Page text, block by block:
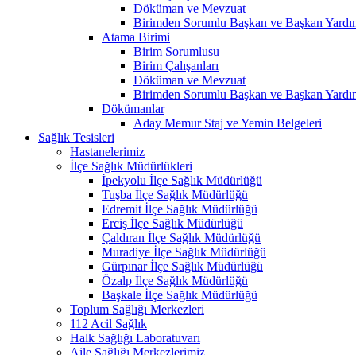
Döküman ve Mevzuat
Birimden Sorumlu Başkan ve Başkan
Atama Birimi
Birim Sorumlusu
Birim Çalışanları
Döküman ve Mevzuat
Birimden Sorumlu Başkan ve Başkan
Dökümanlar
Aday Memur Staj ve Yemin Belgeleri
Sağlık Tesisleri
Hastanelerimiz
İlçe Sağlık Müdürlükleri
İpekyolu İlçe Sağlık Müdürlüğü
Tuşba İlçe Sağlık Müdürlüğü
Edremit İlçe Sağlık Müdürlüğü
Erciş İlçe Sağlık Müdürlüğü
Çaldıran İlçe Sağlık Müdürlüğü
Muradiye İlçe Sağlık Müdürlüğü
Gürpınar İlçe Sağlık Müdürlüğü
Özalp İlçe Sağlık Müdürlüğü
Başkale İlçe Sağlık Müdürlüğü
Toplum Sağlığı Merkezleri
112 Acil Sağlık
Halk Sağlığı Laboratuvarı
Aile Sağlığı Merkezlerimiz